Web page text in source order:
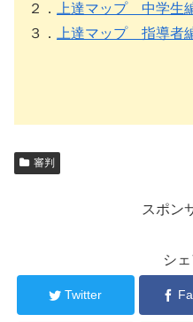
２．
上達マップ 中学生
３．
上達マップ 指導者
審判
スポン
シ
Twitter